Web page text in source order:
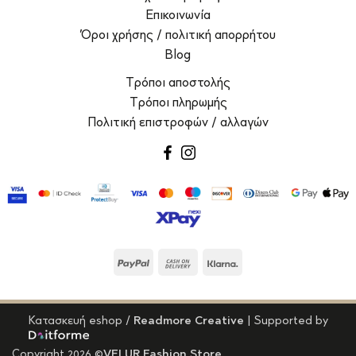
Επικοινωνία
Όροι χρήσης / πολιτική απορρήτου
Blog
Τρόποι αποστολής
Τρόποι πληρωμής
Πολιτική επιστροφών / αλλαγών
facebook
instagram
PayPal
Cash
Delivery
Κατασκευή eshop / Readmore Creative | Supported by